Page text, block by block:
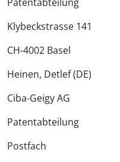
Klybeckstrasse 141
CH-4002 Basel
Heinen, Detlef (DE)
Ciba-Geigy AG
Patentabteilung
Postfach